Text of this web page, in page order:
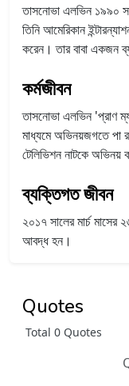
তাসনোভা এলভিন ১৯৯০
তিনি আমেরিকান
করেন। তার বাবা একজন
কর্মজীবন
তাসনোভা এলভিন 'প্রাণ
মাধ্যমে অভিনয়জগতে পা
টেলিভিশন নাটকে অভিনয়
ব্যক্তিগত জীবন
২০১৭ সালের মার্চ মাসের
আবদ্ধ হন।
Quotes
Total 0 Quotes